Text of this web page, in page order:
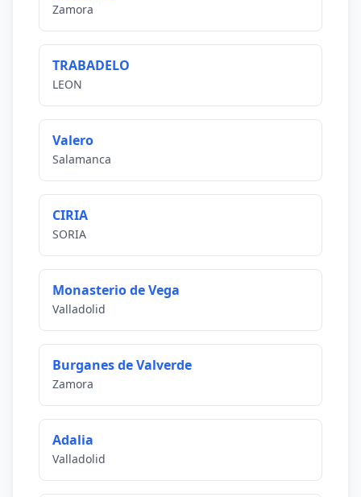
Zamora
TRABADELO
LEON
Valero
Salamanca
CIRIA
SORIA
Monasterio de Vega
Valladolid
Burganes de Valverde
Zamora
Adalia
Valladolid